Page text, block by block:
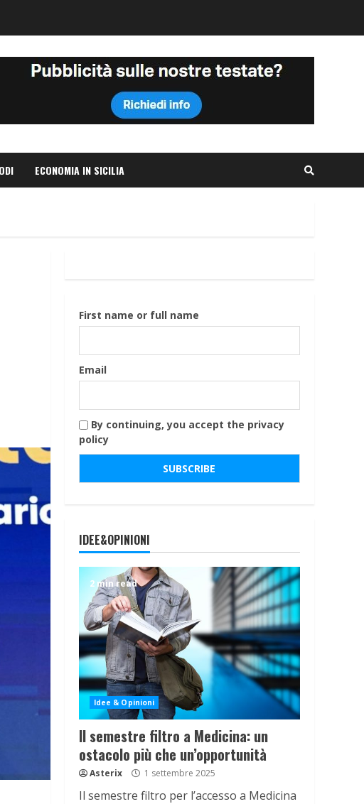
ECONOMIA IN SICILIA
First name or full name
Email
By continuing, you accept the privacy
policy
IDEE&OPINIONI
2 min read
Idee & Opinioni
Il semestre filtro a Medicina: un
ostacolo più che un’opportunità
Asterix 1 settembre 2025
Il semestre filtro per l’accesso a Medicina